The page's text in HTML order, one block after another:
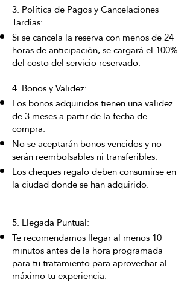
3. Política de Pagos y Cancelaciones
Tardías:
Si se cancela la reserva con menos de 24
horas de anticipación, se cargará el 100%
del costo del servicio reservado.
4. Bonos y Validez:
Los bonos adquiridos tienen una validez
de 3 meses a partir de la fecha de
compra.
No se aceptarán bonos vencidos y no
serán reembolsables ni transferibles.
Los cheques regalo deben consumirse en
la ciudad donde se han adquirido.
5. Llegada Puntual:
Te recomendamos llegar al menos 10
minutos antes de la hora programada
para tu tratamiento para aprovechar al
máximo tu experiencia.